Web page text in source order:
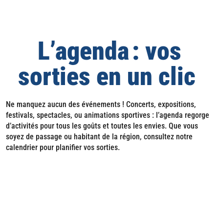
L’agenda : vos
sorties en un clic
Ne manquez aucun des événements ! Concerts, expositions,
festivals, spectacles, ou animations sportives : l’agenda regorge
d’activités pour tous les goûts et toutes les envies. Que vous
soyez de passage ou habitant de la région, consultez notre
calendrier pour planifier vos sorties.